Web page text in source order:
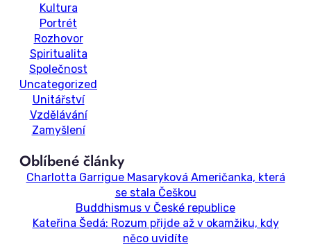
Kultura
Portrét
Rozhovor
Spiritualita
Společnost
Uncategorized
Unitářství
Vzdělávání
Zamyšlení
Oblíbené články
Charlotta Garrigue Masaryková Američanka, která
se stala Češkou
Buddhismus v České republice
Kateřina Šedá: Rozum přijde až v okamžiku, kdy
něco uvidíte